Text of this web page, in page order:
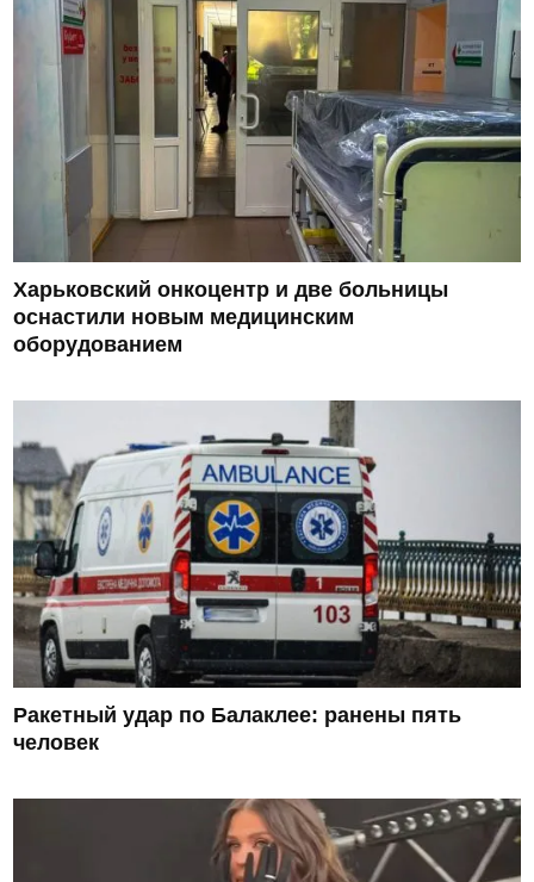
Харьковский онкоцентр и две больницы
оснастили новым медицинским
оборудованием
Ракетный удар по Балаклее: ранены пять
человек